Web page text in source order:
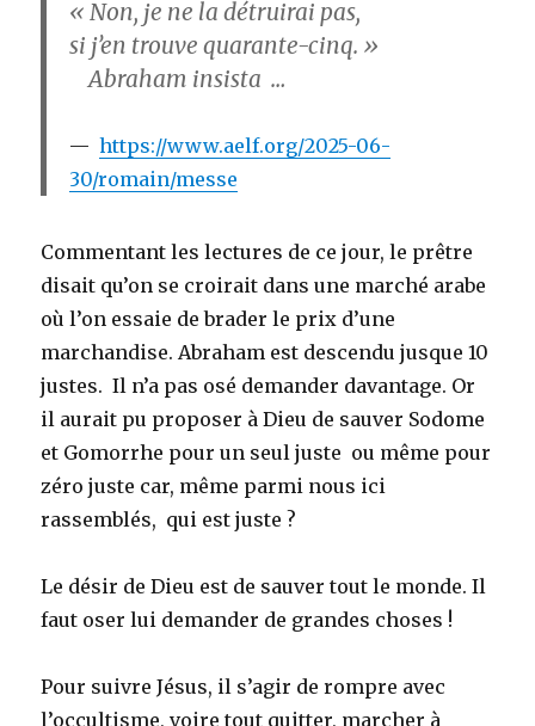
« Non, je ne la détruirai pas,
si j’en trouve quarante-cinq. »
Abraham insista …
https://www.aelf.org/2025-06-
30/romain/messe
Commentant les lectures de ce jour, le prêtre
disait qu’on se croirait dans une marché arabe
où l’on essaie de brader le prix d’une
marchandise. Abraham est descendu jusque 10
justes. Il n’a pas osé demander davantage. Or
il aurait pu proposer à Dieu de sauver Sodome
et Gomorrhe pour un seul juste ou même pour
zéro juste car, même parmi nous ici
rassemblés, qui est juste ?
Le désir de Dieu est de sauver tout le monde. Il
faut oser lui demander de grandes choses !
Pour suivre Jésus, il s’agir de rompre avec
l’occultisme, voire tout quitter, marcher à